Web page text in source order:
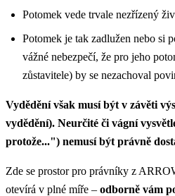
Potomek vede trvale nezřízený
Potomek je tak zadlužen nebo si
vážné nebezpečí, že pro jeho
zůstavitele) by se nezachoval
Vydědění však musí být v závěti
vydědění). Neurčité či vágní
protože...") nemusí být právně
Zde se prostor pro právníky z
otevírá v plné míře – odborně vám